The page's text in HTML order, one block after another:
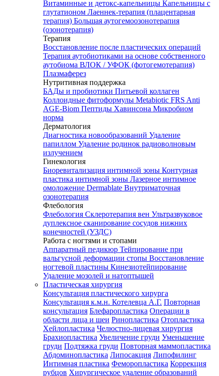
Витаминные и детокс-капельницы Капельницы с
глутатионом Лаеннек-терапия (плацентарная
терапия) Большая аутогемоозонотерапия
(озонотерапия)
Терапия
Восстановление после пластических операций
Терапия аутобиотиками на основе собственного
аутобиома ВЛОК / УФОК (фотогемотерапия)
Плазмаферез
Нутритивная поддержка
БАДы и пробиотики Питьевой коллаген
Коллоидные фитоформулы Metabiotic FRS Anti
AGE-Biom Пептиды Хавинсона Микробиом
норма
Дерматология
Диагностика новообразований Удаление
папиллом Удаление родинок радиоволновым
излучением
Гинекология
Биоревитализация интимной зоны Контурная
пластика интимной зоны Лазерное интимное
омоложение Dermablate Внутриматочная
озонотерапия
Флебология
Флебология Склеротерапия вен Ультразвуковое
дуплексное сканирование сосудов нижних
конечностей (УЗДС)
Работа с ногтями и стопами
Аппаратный педикюр Тейпирование при
вальгусной деформации стопы Восстановление
ногтевой пластины Кинезиотейпирование
Удаление мозолей и натоптышей
Пластическая хирургия
Консультация пластического хирурга
Консультация к.м.н. Котелевца А.Г. Повторная
консультация Блефаропластика Операции в
области лица и шеи Ринопластика Отопластика
Хейлопластика Челюстно-лицевая хирургия
Брахиопластика Увеличение груди Уменьшение
груди Подтяжка груди Повторная маммопластика
Абдоминопластика Липосакция Липофилинг
Интимная пластика Феморопластика Коррекция
рубцов Хирургическое удаление образований